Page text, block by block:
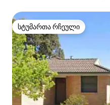
სტუმართა რჩეული
სტუმართა რჩეული